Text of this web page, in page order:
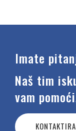
Imate
Naš tim
vam